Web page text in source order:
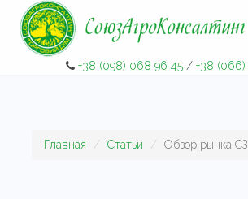
+38 (098) 068 96 45/ +38 (066)
Главная Статьи Обзор рынка